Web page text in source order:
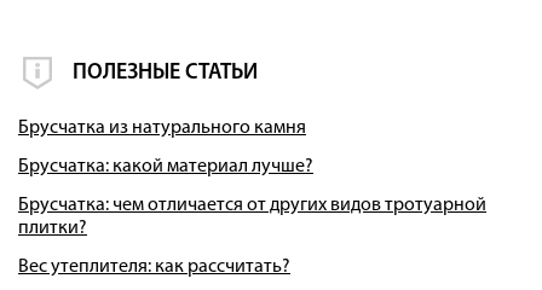
ПОЛЕЗНЫЕ СТАТЬИ
Брусчатка из натурального камня
Брусчатка: какой материал лучше?
Брусчатка: чем отличается от других видов тротуарной
плитки?
Вес утеплителя: как рассчитать?